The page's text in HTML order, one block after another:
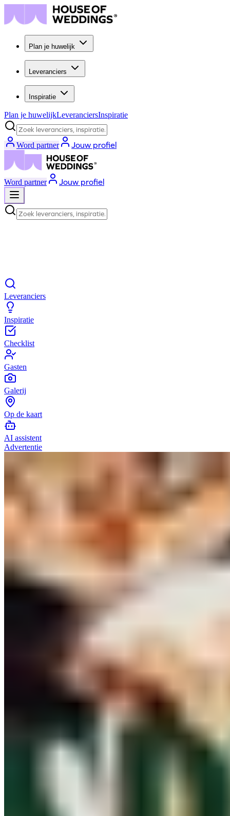
Plan je huwelijk
Leveranciers
Inspiratie
Plan je huwelijkLeveranciersInspiratie
Zoek leveranciers, inspiratie...
Word partner Jouw profiel
Word partner Jouw profiel
Zoek leveranciers, inspiratie...
Leveranciers
Inspiratie
Checklist
Gasten
Galerij
Op de kaart
AI assistent
Advertentie